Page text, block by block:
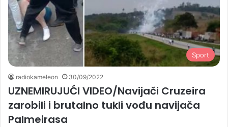
Sport
radiokameleon 30/09/2022
UZNEMIRUJUĆI VIDEO/Navijači Cruzeira
zarobili i brutalno tukli vođu navijača
Palmeirasa